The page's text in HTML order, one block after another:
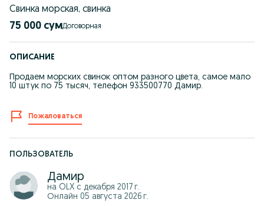
Свинка морская, свинка
75 000 сум Договорная
ОПИСАНИЕ
Продаем морских свинок оптом разного цвета, самое мало
10 штук по 75 тысяч, телефон 933500770 Дамир.
Пожаловаться
ПОЛЬЗОВАТЕЛЬ
Дамир
на OLX с декабря 2017 г.
Онлайн 05 августа 2026 г.